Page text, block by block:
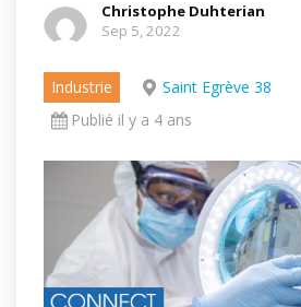
Christophe Duhterian
Sep 5, 2022
Industrie
Saint Egrève 38
Publié il y a 4 ans